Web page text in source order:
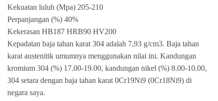
Kekuatan luluh (Mpa) 205-210
Perpanjangan (%) 40%
Kekerasan HB187 HRB90 HV200
Kepadatan baja tahan karat 304 adalah 7,93 g/cm3. Baja tahan
karat austenitik umumnya menggunakan nilai ini. Kandungan
kromium 304 (%) 17.00-19.00, kandungan nikel (%) 8.00-10.00,
304 setara dengan baja tahan karat 0Cr19Ni9 (0Cr18Ni9) di
negara saya.